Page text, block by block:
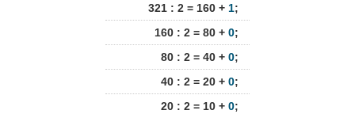
321 : 2 = 160 + 1;
160 : 2 = 80 + 0;
80 : 2 = 40 + 0;
40 : 2 = 20 + 0;
20 : 2 = 10 + 0;